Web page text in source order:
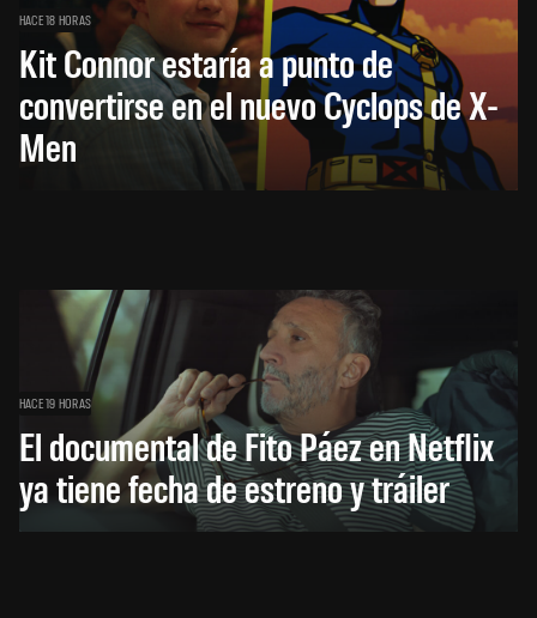
HACE 18 HORAS
Kit Connor estaría a punto de
convertirse en el nuevo Cyclops de X-
Men
HACE 19 HORAS
El documental de Fito Páez en Netflix
ya tiene fecha de estreno y tráiler